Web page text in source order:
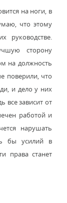
на ноги, в
что этому
руководстве.
сторону
на должность
поверили, что
и дело у них
все зависит от
работой и
нарушать
бы усилий в
права станет